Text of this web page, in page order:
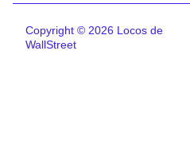
Copyright © 2026 Locos de
WallStreet